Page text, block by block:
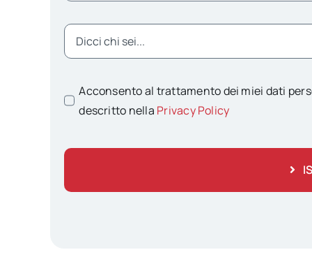
Acconsento al trattamento dei miei dati
descritto nella Privacy Policy